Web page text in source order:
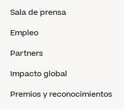
Sala de prensa
Empleo
Partners
Impacto global
Premios y reconocimientos